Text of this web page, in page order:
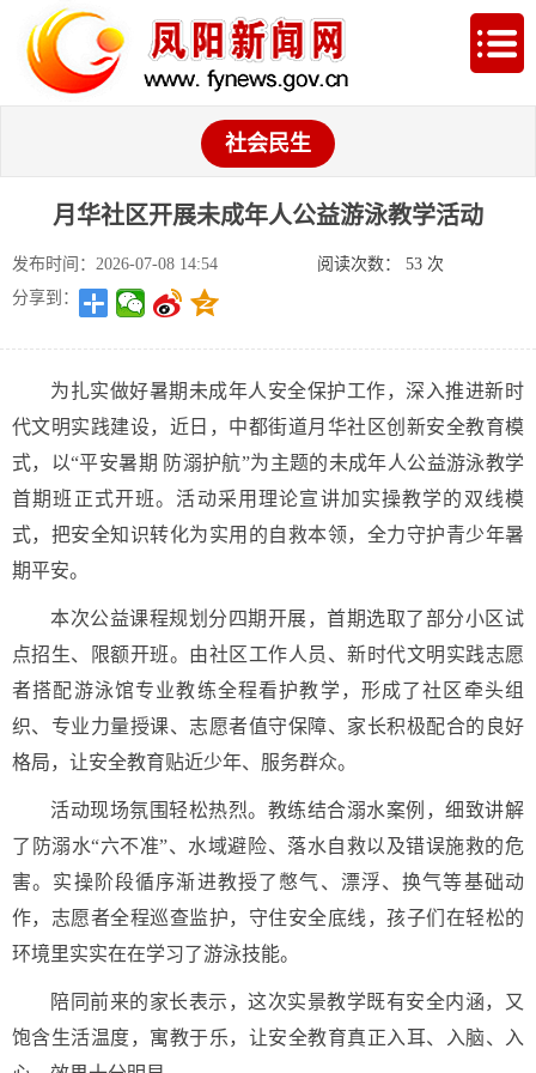
社会民生
月华社区开展未成年人公益游泳教学活动
发布时间：2026-07-08 14:54 阅读次数： 53次
分享到：
为扎实做好暑期未成年人安全保护工作，深入推进新时
代文明实践建设，近日，中都街道月华社区创新安全教育模
式，以“平安暑期 防溺护航”为主题的未成年人公益游泳教学
首期班正式开班。活动采用理论宣讲加实操教学的双线模
式，把安全知识转化为实用的自救本领，全力守护青少年暑
期平安。
本次公益课程规划分四期开展，首期选取了部分小区试
点招生、限额开班。由社区工作人员、新时代文明实践志愿
者搭配游泳馆专业教练全程看护教学，形成了社区牵头组
织、专业力量授课、志愿者值守保障、家长积极配合的良好
格局，让安全教育贴近少年、服务群众。
活动现场氛围轻松热烈。教练结合溺水案例，细致讲解
了防溺水“六不准”、水域避险、落水自救以及错误施救的危
害。实操阶段循序渐进教授了憋气、漂浮、换气等基础动
作，志愿者全程巡查监护，守住安全底线，孩子们在轻松的
环境里实实在在学习了游泳技能。
陪同前来的家长表示，这次实景教学既有安全内涵，又
饱含生活温度，寓教于乐，让安全教育真正入耳、入脑、入